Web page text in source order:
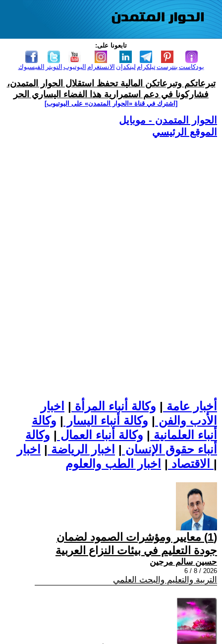
تابعونا على:
الفيسبوك التويتر اليوتيوب الانستغرام لينكدإن تيلكرامبنترست بودكاست
تبرعاتكم وتبرعاتكن المالية تحفظ استقلال الحوار المتمدن،
فشاركونا في دعم استمرارية هذا الفضاء اليساري الحر
[اشترك في قناة ‫«الحوار المتمدن» على اليوتيوب]
الحوار المتمدن - موبايل
الموقع الرئيسي
أخبار عامة | وكالة أنباء المرأة | اخبار
الأدب والفن | وكالة أنباء اليسار | وكالة
أنباء العلمانية | وكالة أنباء العمال | وكالة
أنباء حقوق الإنسان | اخبار الرياضة | اخبار
الاقتصاد | |
(1) معايير ومؤشرات الصمود لضمان
جودة التعليم في بيئات النزاع العربية
حسين سالم مرجين
2026 / 8 / 6
التربية والتعليم والبحث العلمي